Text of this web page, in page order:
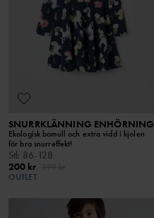
SNURRKLÄNNING ENHÖRNING
Ekologisk bomull och extra vidd i kjolen
för bra snurreffekt!
Stl: 86-128
200 kr
OUTLET